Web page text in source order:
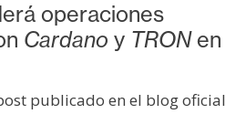
operaciones
Cardano y TRONen
publicado en el blog oficial